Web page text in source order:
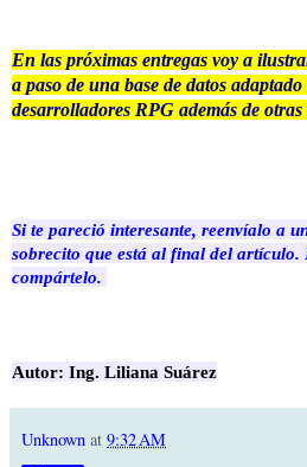
En las próximas entregas voy a
a paso de una base de datos
desarrolladores RPG además de
Si te pareció interesante, reenvíalo a
sobrecito que está al final del artículo.
compártelo.
Autor: Ing. Liliana Suárez
Unknown at 9:32 AM